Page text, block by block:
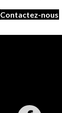
Contactez-nous